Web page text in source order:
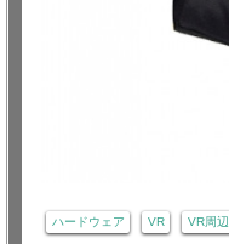
ハードウェア VR VR周辺